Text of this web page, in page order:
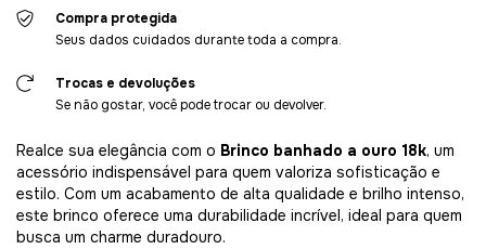
Compra protegida
Seus dados cuidados durante toda a compra.
Trocas e devoluções
Se não gostar, você pode trocar ou devolver.
Realce sua elegância com o Brinco banhado a ouro 18k, um
acessório indispensável para quem valoriza sofisticação e
estilo. Com um acabamento de alta qualidade e brilho intenso,
este brinco oferece uma durabilidade incrível, ideal para quem
busca um charme duradouro.